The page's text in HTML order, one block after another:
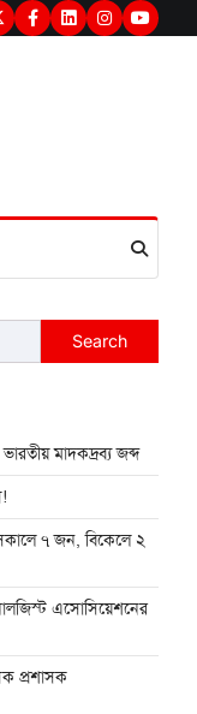
Facebook
LinkedInInstagram
Search
মাদকদ্রব্য জব্দ
৭ জন, বিকেলে ২
এসোসিয়েশনের
প্রশাসক